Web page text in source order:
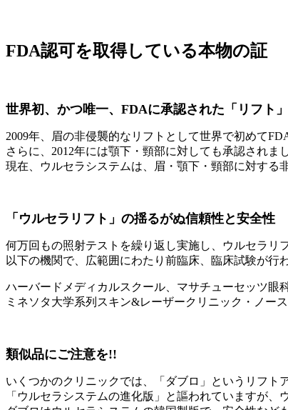
FDA認可を取得している本物の証
世界初、かつ唯一、FDAに承認された「リフト」
2009年、眉の非侵襲的なリフトとして世界で初めて
さらに、2012年には顎下・頸部に対しても承認されまし
現在、ウルセラシステムは、眉・顎下・頸部に対する
「ウルセラリフト」の揺るがぬ信頼性と安全性
何万回もの照射テストを繰り返し実施し、ウルセラリ
以下の機関で、広範囲にわたり前臨床、臨床試験が行
ハーバードメディカルスクール、マサチューセッツ眼
ミネソタ大学系列スキン&レーザークリニック・ノー
類似品にご注意を!!
いくつかのクリニックでは、「ダブロ」というリフト
「ウルセラシステムの進化版」と謳われていますが